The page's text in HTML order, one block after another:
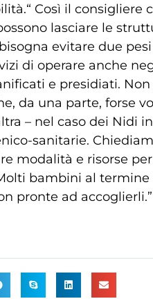
Così il
lasciare le
evitare due
di operare anche
e presidiati.
da una parte, forse
– nel caso dei Nidi
sanitarie.
modalità e risorse
bambini al termine
pronte ad accoglierli.”